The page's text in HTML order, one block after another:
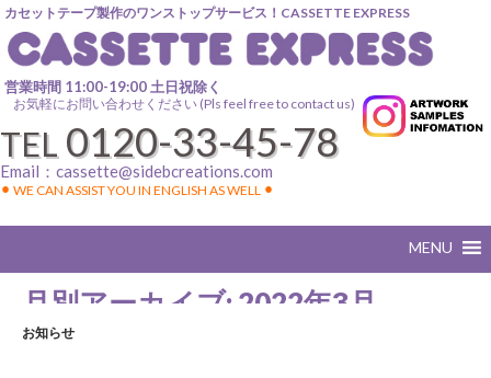
カセットテープ製作のワンストップサービス！CASSETTE EXPRESS
営業時間 11:00-19:00 土日祝除く
お気軽にお問い合わせください (Pls feel free to contact us)
TEL 0120-33-45-78
Email： cassette@sidebcreations.com
⚫︎ WE CAN ASSIST YOU IN ENGLISH AS WELL ⚫︎
月別アーカイブ: 2022年3月
お知らせ